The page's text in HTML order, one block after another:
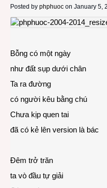
Posted by phphuoc on January 5,
Bỗng có một ngày
như đất sụp dưới chân
Ta ra đường
có người kêu bằng chú
Chưa kịp quen tai
đã có kẻ lên version là bác
Đêm trở trăn
ta vò đầu tự giải